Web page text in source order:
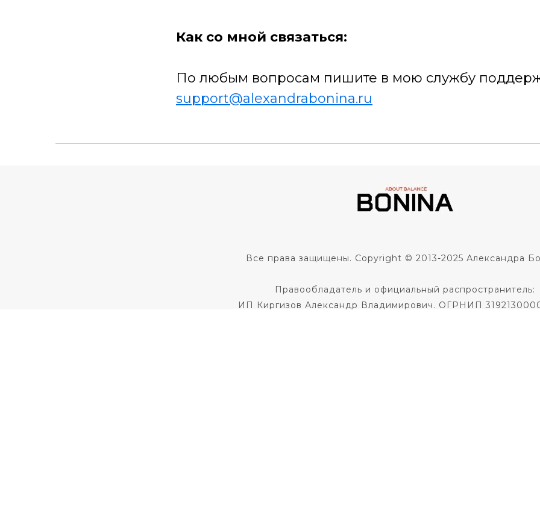
Как со мной связаться:
По любым вопросам пишите в мою службу
support@alexandrabonina.ru
Все права защищены. Copyright © 2013-2025 Александра
Правообладатель и официальный распространитель:
ИП Киргизов Александр Владимирович. ОГРНИП